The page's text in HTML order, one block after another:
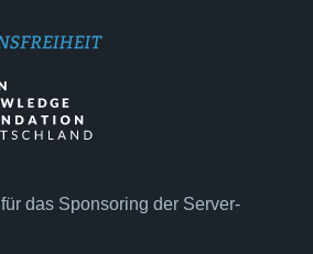
für das Sponsoring der Server-